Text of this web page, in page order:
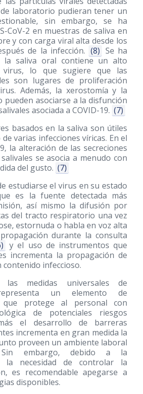
laboratorio pudieran tener un
sin embargo, se ha
CoV-2 en muestras de saliva en
y con carga viral alta desde los
de la infección. (8) Se ha
la saliva oral contiene un alto
virus, lo que sugiere que las
son lugares de proliferación
Además, la xerostomía y la
pueden asociarse a la disfunción
asociada a COVID-19. (7)
basados en la saliva son útiles
varias infecciones víricas. En el
la alteración de las secreciones
se asocia a menudo con
del gusto. (7)
estudiarse el virus en su estado
es la fuente detectada más
así mismo la difusión por
del tracto respiratorio una vez
estornuda o habla en voz alta
durante la consulta
y el uso de instrumentos que
incrementa la propagación de
contenido infeccioso.
medidas universales de
un elemento de
que protege al personal con
de potenciales riesgos
el desarrollo de barreras
incrementa en gran medida la
proveen un ambiente laboral
embargo, debido a la
la necesidad de controlar la
es recomendable apegarse a
disponibles.